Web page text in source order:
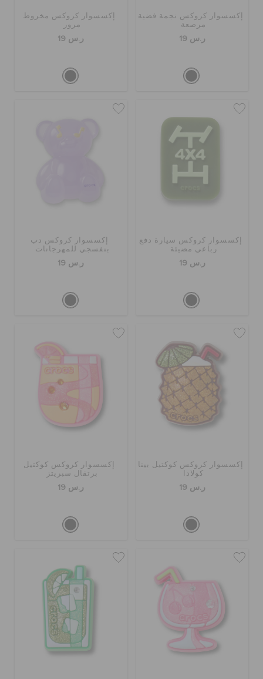
إكسسوار كروكس نجمة فضية
مرصعة
ر.س 19
إكسسوار كروكس مخروط
مرور
ر.س 19
إكسسوار كروكس سيارة دفع
رباعي مضيئة
ر.س 19
إكسسوار كروكس دب
بنفسجي للمهرجانات
ر.س 19
إكسسوار كروكس كوكتيل بينا
كولادا
ر.س 19
إكسسوار كروكس كوكتيل
برتقال سبريتز
ر.س 19